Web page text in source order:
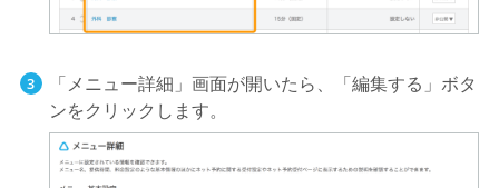
「メニュー詳細」画面が開いたら、「編集する」ボタ
ンをクリックします。